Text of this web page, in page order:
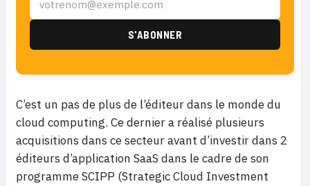
C’est un pas de plus de l’éditeur dans le monde du
cloud computing. Ce dernier a réalisé plusieurs
acquisitions dans ce secteur avant d’investir dans 2
éditeurs d’application SaaS dans le cadre de son
programme SCIPP (Strategic Cloud Investment